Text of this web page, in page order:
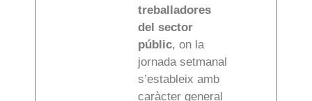
treballadores
del sector
públic, on la
jornada setmanal
s’estableix amb
caràcter general